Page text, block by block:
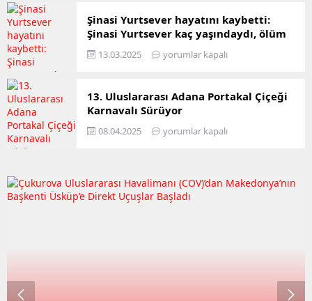
Şinasi Yurtsever hayatını kaybetti:
Şinasi Yurtsever kaç yaşındaydı, ölüm
sebebi neydi?
13.03.2025 yorumlar kapalı
13. Uluslararası Adana Portakal Çiçeği
Karnavalı Sürüyor
08.04.2025 yorumlar kapalı